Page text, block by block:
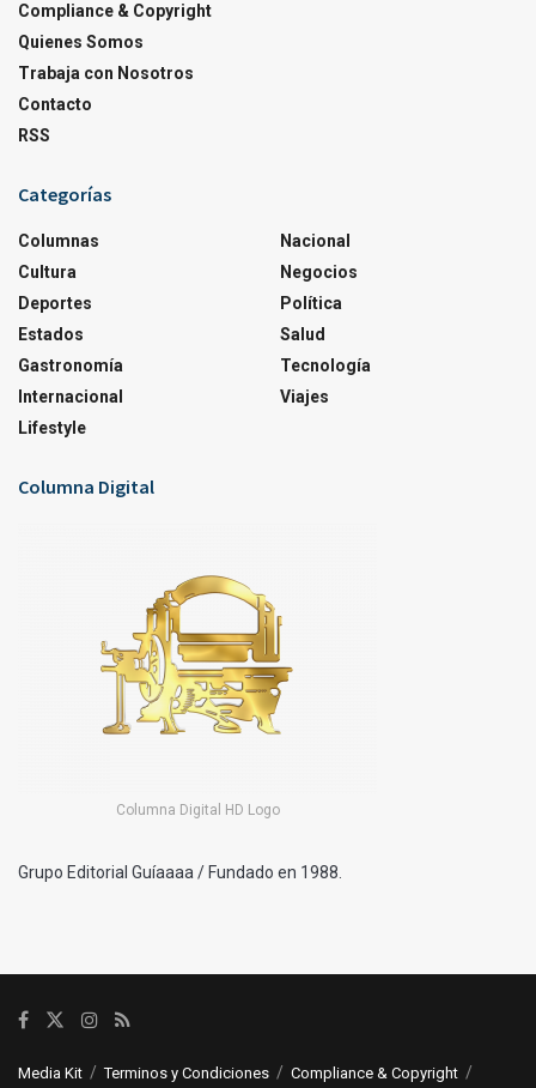
Compliance & Copyright
Quienes Somos
Trabaja con Nosotros
Contacto
RSS
Categorías
Columnas
Cultura
Deportes
Estados
Gastronomía
Internacional
Lifestyle
Nacional
Negocios
Política
Salud
Tecnología
Viajes
Columna Digital
Columna Digital HD Logo
Grupo Editorial Guíaaaa / Fundado en 1988.
Media Kit Terminos y Condiciones Compliance & Copyright